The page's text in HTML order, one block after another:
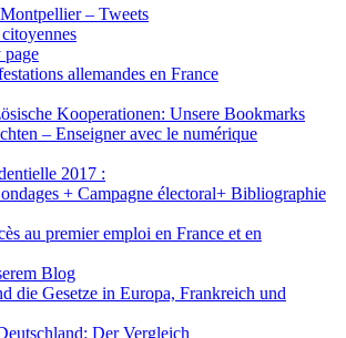
– Tweets
allemandes en France
Kooperationen: Unsere Bookmarks
– Enseigner avec le numérique
2017 :
+ Campagne électoral+ Bibliographie
au premier emploi en France et en
Blog
die Gesetze in Europa, Frankreich und
Der Vergleich